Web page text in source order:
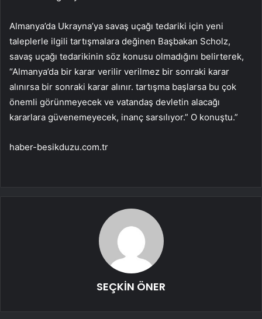
Almanya’da Ukrayna’ya savaş uçağı tedariki için yeni
taleplerle ilgili tartışmalara değinen Başbakan Scholz,
savaş uçağı tedarikinin söz konusu olmadığını belirterek,
“Almanya’da bir karar verilir verilmez bir sonraki karar
alınırsa bir sonraki karar alınır. tartışma başlarsa bu çok
önemli görünmeyecek ve vatandaş devletin alacağı
kararlara güvenemeyecek, inanç sarsılıyor.” O konuştu.”
haber-besikduzu.com.tr
SEÇKİN ÖNER